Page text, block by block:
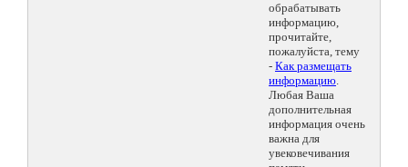
обрабатывать
информацию,
прочитайте,
пожалуйста, тему
- Как размещать
информацию.
Любая Ваша
дополнительная
информация очень
важна для
увековечивания